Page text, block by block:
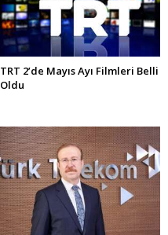
TRT 2’de Mayıs Ayı Filmleri Belli
Oldu